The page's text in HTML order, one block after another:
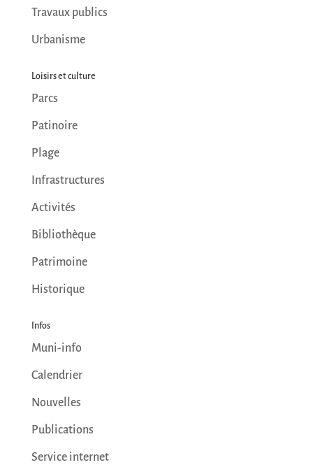
Travaux publics
Urbanisme
Loisirs et culture
Parcs
Patinoire
Plage
Infrastructures
Activités
Bibliothèque
Patrimoine
Historique
Infos
Muni-info
Calendrier
Nouvelles
Publications
Service internet